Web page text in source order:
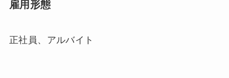
雇用形態
正社員、アルバイト